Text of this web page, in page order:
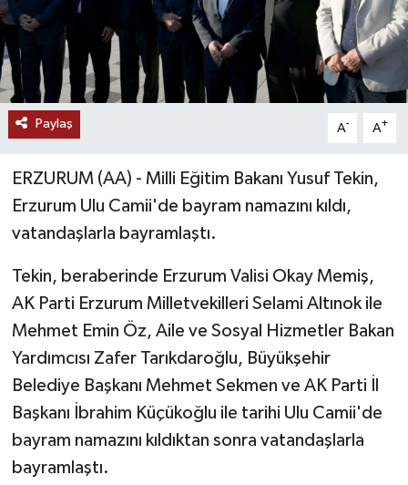
Paylaş A- A+
ERZURUM (AA) - Milli Eğitim Bakanı Yusuf Tekin,
Erzurum Ulu Camii'de bayram namazını kıldı,
vatandaşlarla bayramlaştı.
Tekin, beraberinde Erzurum Valisi Okay Memiş,
AK Parti Erzurum Milletvekilleri Selami Altınok ile
Mehmet Emin Öz, Aile ve Sosyal Hizmetler Bakan
Yardımcısı Zafer Tarıkdaroğlu, Büyükşehir
Belediye Başkanı Mehmet Sekmen ve AK Parti İl
Başkanı İbrahim Küçükoğlu ile tarihi Ulu Camii'de
bayram namazını kıldıktan sonra vatandaşlarla
bayramlaştı.